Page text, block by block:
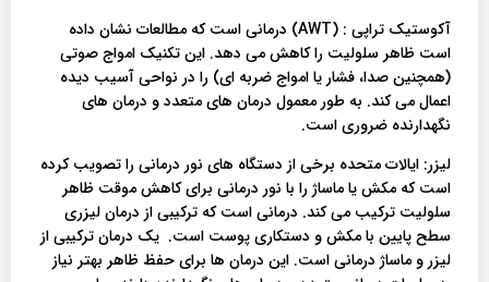
آکوستیک تراپی : (AWT) درمانی است که مطالعات نشان داده
است ظاهر سلولیت را کاهش می دهد. این تکنیک امواج صوتی
(همچنین صدا، فشار یا امواج ضربه ای) را در نواحی آسیب دیده
اعمال می کند. به طور معمول درمان های متعدد و درمان های
نگهدارنده ضروری است.
لیزر: ایالات متحده برخی از دستگاه های نور درمانی را تصویب کرده
است که مکش یا ماساژ را با نور درمانی برای کاهش موقت ظاهر
سلولیت ترکیب می کند. درمانی است که ترکیبی از درمان لیزری
سطح پایین با مکش و دستکاری پوست است. یک درمان ترکیبی از
لیزر و ماساژ درمانی است. این درمان ها برای حفظ ظاهر بهتر نیاز